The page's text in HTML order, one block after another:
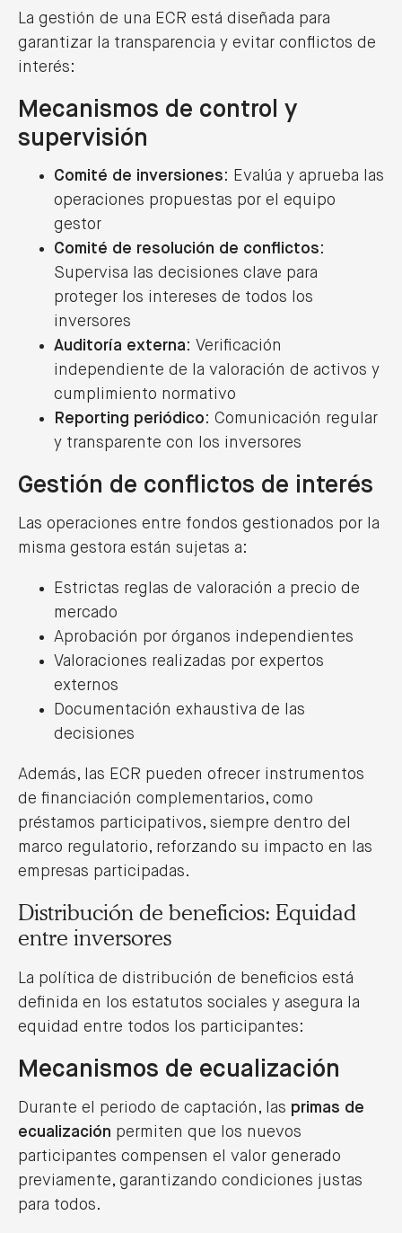
La gestión de una ECR está diseñada para
garantizar la transparencia y evitar conflictos de
interés:
Mecanismos de control y
supervisión
Comité de inversiones: Evalúa y aprueba las
operaciones propuestas por el equipo
gestor
Comité de resolución de conflictos:
Supervisa las decisiones clave para
proteger los intereses de todos los
inversores
Auditoría externa: Verificación
independiente de la valoración de activos y
cumplimiento normativo
Reporting periódico: Comunicación regular
y transparente con los inversores
Gestión de conflictos de interés
Las operaciones entre fondos gestionados por la
misma gestora están sujetas a:
Estrictas reglas de valoración a precio de
mercado
Aprobación por órganos independientes
Valoraciones realizadas por expertos
externos
Documentación exhaustiva de las
decisiones
Además, las ECR pueden ofrecer instrumentos
de financiación complementarios, como
préstamos participativos, siempre dentro del
marco regulatorio, reforzando su impacto en las
empresas participadas.
Distribución de beneficios: Equidad
entre inversores
La política de distribución de beneficios está
definida en los estatutos sociales y asegura la
equidad entre todos los participantes:
Mecanismos de ecualización
Durante el periodo de captación, las primas de
ecualización permiten que los nuevos
participantes compensen el valor generado
previamente, garantizando condiciones justas
para todos.